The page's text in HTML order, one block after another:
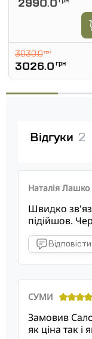
2990.0
3030.0грн
3026.0 грн
Відгуки 2
Наталія Лашко
Швидко
підійшов.
Відповісти
СУМИ
Замовив
як ціна так і